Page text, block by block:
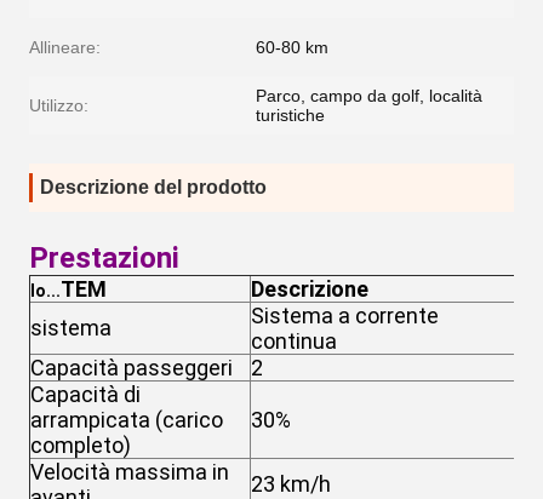
Allineare: 60-80 km
Utilizzo:
Parco, campo da golf, località
turistiche
Descrizione del prodotto
Prestazioni
Io...TEM
Descrizione
sistema
Sistema a corrente
continua
Capacità passeggeri
2
Capacità di
arrampicata (carico
completo)
30%
Velocità massima in
23 km/h